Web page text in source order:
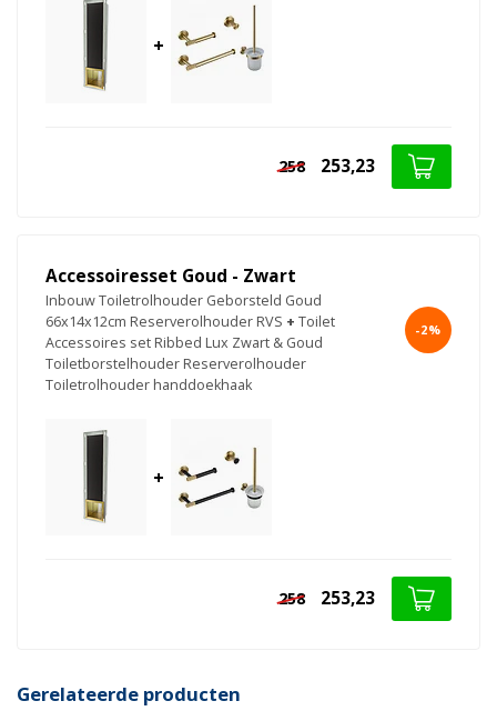
+
258 253,23
Accessoiresset Goud - Zwart
Inbouw Toiletrolhouder Geborsteld Goud
66x14x12cm Reserverolhouder RVS + Toilet
Accessoires set Ribbed Lux Zwart & Goud
Toiletborstelhouder Reserverolhouder
Toiletrolhouder handdoekhaak
-2%
+
258 253,23
Gerelateerde producten